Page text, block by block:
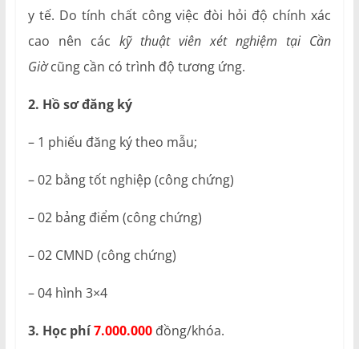
y tế. Do tính chất công việc đòi hỏi độ chính xác
cao nên các kỹ thuật viên xét nghiệm tại Cần
Giờcũng cần có trình độ tương ứng.
2. Hồ sơ đăng ký
– 1 phiếu đăng ký theo mẫu;
– 02 bằng tốt nghiệp (công chứng)
– 02 bảng điểm (công chứng)
– 02 CMND (công chứng)
– 04 hình 3×4
3. Học phí7.000.000đồng/khóa.